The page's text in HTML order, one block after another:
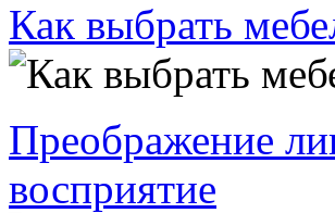
Как выбрать
Преображение
восприятие